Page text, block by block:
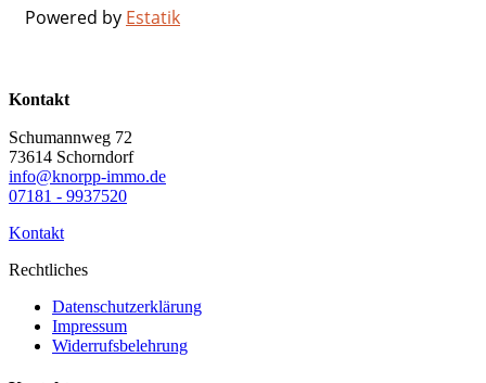
Powered by Estatik
Kontakt
Schumannweg 72
73614 Schorndorf
info@knorpp-immo.de
07181 - 9937520
Kontakt
Rechtliches
Datenschutzerklärung
Impressum
Widerrufsbelehrung